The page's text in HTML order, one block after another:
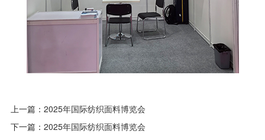
上一篇： 2025年国际纺织面料博览会
下一篇： 2025年国际纺织面料博览会